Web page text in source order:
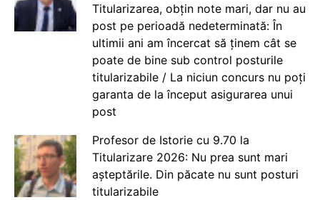
Titularizarea, obțin note mari, dar nu au
post pe perioadă nedeterminată: În
ultimii ani am încercat să ținem cât se
poate de bine sub control posturile
titularizabile / La niciun concurs nu poți
garanta de la început asigurarea unui
post
Profesor de Istorie cu 9.70 la
Titularizare 2026: Nu prea sunt mari
așteptările. Din păcate nu sunt posturi
titularizabile